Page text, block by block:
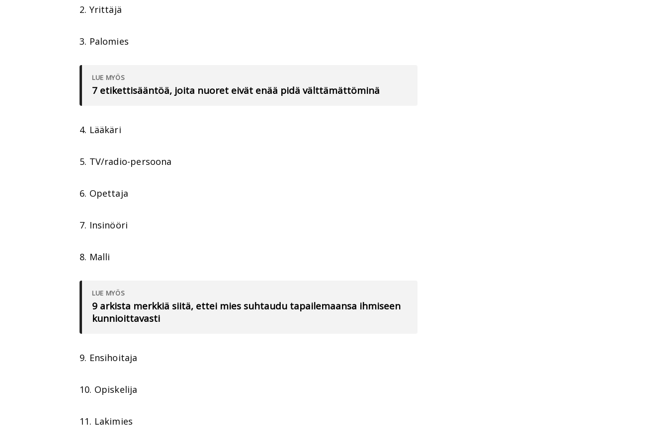
2. Yrittäjä
3. Palomies
LUE MYÖS
7 etikettisääntöä, joita nuoret eivät enää pidä välttämättöminä
4. Lääkäri
5. TV/radio-persoona
6. Opettaja
7. Insinööri
8. Malli
LUE MYÖS
9 arkista merkkiä siitä, ettei mies suhtaudu tapailemaansa ihmiseen
kunnioittavasti
9. Ensihoitaja
10. Opiskelija
11. Lakimies